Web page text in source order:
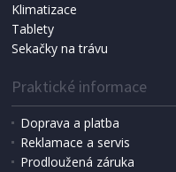
Klimatizace
Tablety
Sekačky na trávu
Praktické informace
Doprava a platba
Reklamace a servis
Prodloužená záruka